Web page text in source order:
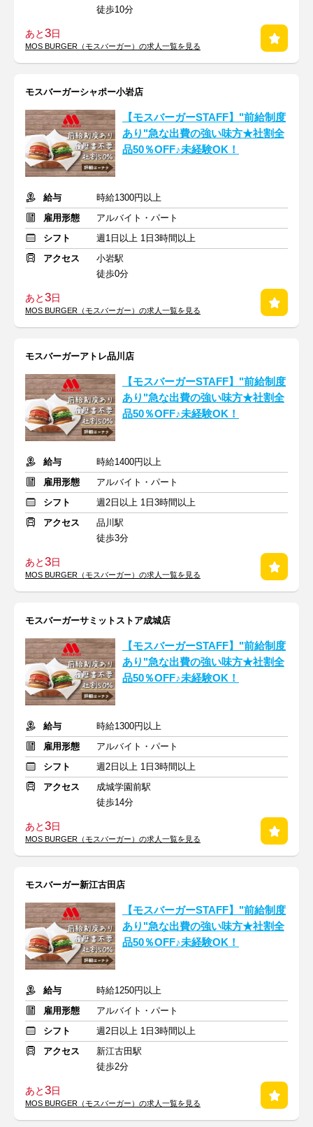
徒歩10分
あと3日
MOS BURGER（モスバーガー）の求人一覧を見る
モスバーガーシャポー小岩店
【モスバーガーSTAFF】"前給制度
あり"急な出費の強い味方★社割全
品50％OFF♪未経験OK！
給与
時給1300円以上
雇用形態
アルバイト・パート
シフト
週1日以上 1日3時間以上
アクセス
小岩駅
徒歩0分
あと3日
MOS BURGER（モスバーガー）の求人一覧を見る
モスバーガーアトレ品川店
【モスバーガーSTAFF】"前給制度
あり"急な出費の強い味方★社割全
品50％OFF♪未経験OK！
給与
時給1400円以上
雇用形態
アルバイト・パート
シフト
週2日以上 1日3時間以上
アクセス
品川駅
徒歩3分
あと3日
MOS BURGER（モスバーガー）の求人一覧を見る
モスバーガーサミットストア成城店
【モスバーガーSTAFF】"前給制度
あり"急な出費の強い味方★社割全
品50％OFF♪未経験OK！
給与
時給1300円以上
雇用形態
アルバイト・パート
シフト
週2日以上 1日3時間以上
アクセス
成城学園前駅
徒歩14分
あと3日
MOS BURGER（モスバーガー）の求人一覧を見る
モスバーガー新江古田店
【モスバーガーSTAFF】"前給制度
あり"急な出費の強い味方★社割全
品50％OFF♪未経験OK！
給与
時給1250円以上
雇用形態
アルバイト・パート
シフト
週2日以上 1日3時間以上
アクセス
新江古田駅
徒歩2分
あと3日
MOS BURGER（モスバーガー）の求人一覧を見る